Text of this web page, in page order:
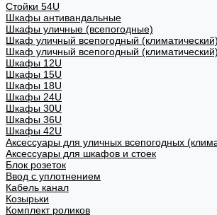
Стойки 54U
Шкафы антивандальные
Шкафы уличные (всепогодные)
Шкаф уличный всепогодный
Шкаф уличный всепогодный
Шкафы 12U
Шкафы 15U
Шкафы 18U
Шкафы 24U
Шкафы 30U
Шкафы 36U
Шкафы 42U
Аксессуары для уличных всепогодных
Аксессуары для шкафов и стоек
Блок розеток
Ввод с уплотнением
Кабель канал
Козырьки
Комплект роликов